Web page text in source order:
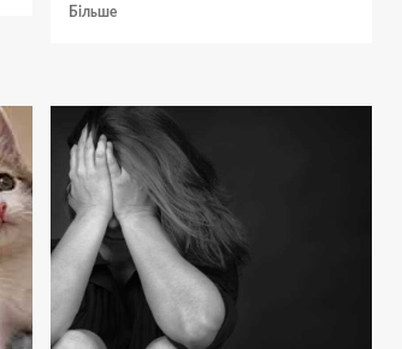
БільшеДокладніше
ворогу
про
розташування
військових
та
склади
паливом